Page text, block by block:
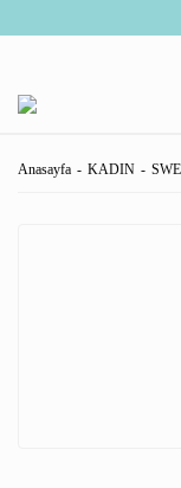
Anasayfa KADIN